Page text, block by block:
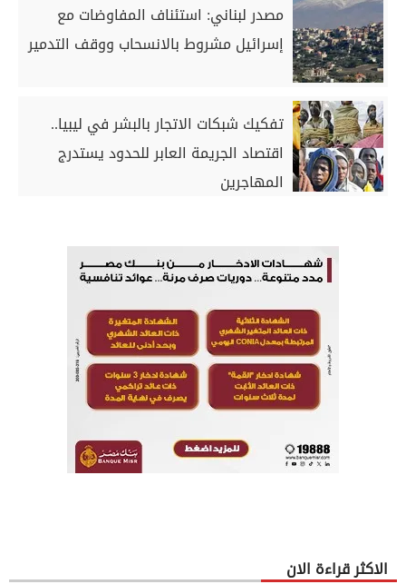
مصدر لبناني: استئناف المفاوضات مع
إسرائيل مشروط بالانسحاب ووقف التدمير
تفكيك شبكات الاتجار بالبشر في ليبيا..
اقتصاد الجريمة العابر للحدود يستدرج
المهاجرين
الاكثر قراءة الان